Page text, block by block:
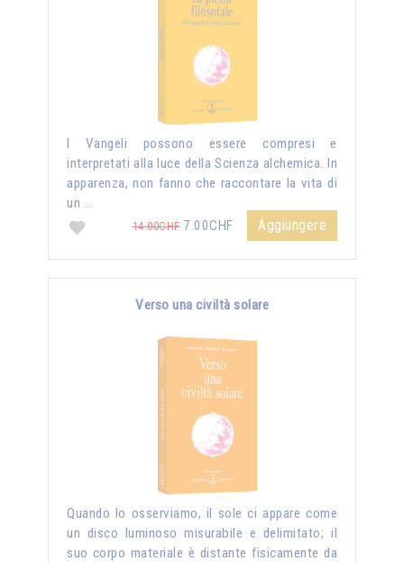
I Vangeli possono essere compresi e
interpretati alla luce della Scienza alchemica. In
apparenza, non fanno che raccontare la vita di
un …
14.00CHF7.00CHF Aggiungere
Verso una civiltà solare
Quando lo osserviamo, il sole ci appare come
un disco luminoso misurabile e delimitato; il
suo corpo materiale è distante fisicamente da